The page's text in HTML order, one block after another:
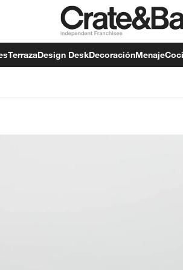
TerrazaDesign DeskDecoraciónMenaje